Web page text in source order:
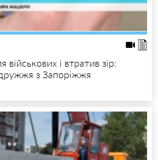
і втратив зір:
з Запоріжжя